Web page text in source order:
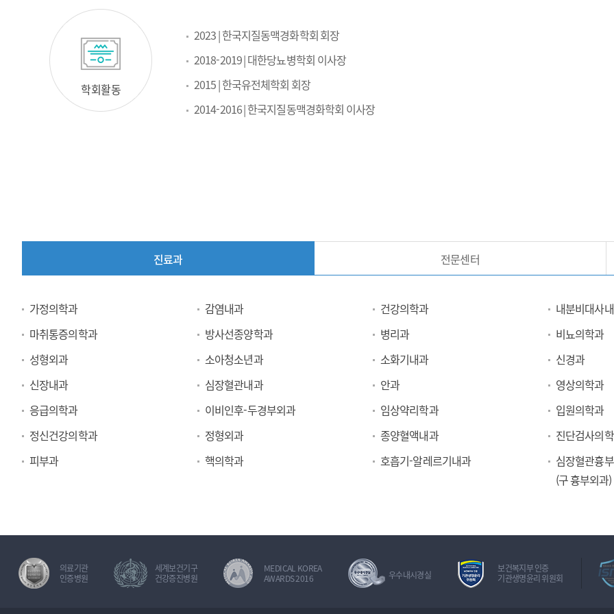
학회활동
2023 | 한국지질동맥경화학회 회장
2018-2019 | 대한당뇨병학회 이사장
2015 | 한국유전체학회 회장
2014-2016 | 한국지질동맥경화학회 이사장
진료과 전문센터
진
과
가정의학과 감염내과 건강의학과 내분비대사
마취통증의학과
방사선종양학과 병리과 비뇨의학과
성형외과
소아청소년과 소화기내과 신경과
신장내과
심장혈관내과 안과 영상의학과
응급의학과
이비인후-두경부외과 임상약리학과 입원의학과
정신건강의학과
정형외과 종양혈액내과 진단검사의
피부과
핵의학과 호흡기-알레르기내과
심장혈관흉
(구 흉부외과)
의료기관
인증병원
세계보건기구
건강증진병원
MEDICAL KOREA
AWARDS 2016
우수내시경실
보건복지부 인증
기관생명윤리 위원회